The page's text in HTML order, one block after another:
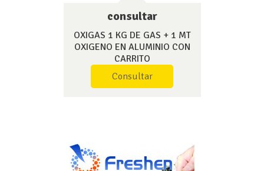
consultar
OXIGAS 1 KG DE GAS + 1 MT
OXIGENO EN ALUMINIO CON
CARRITO
Consultar